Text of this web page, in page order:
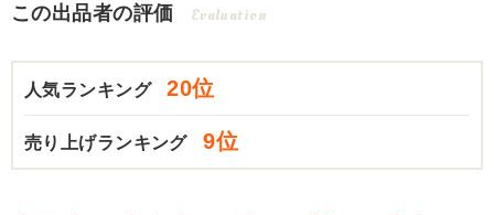
この出品者の評価 Evaluation
人気ランキング 20位
売り上げランキング 9位